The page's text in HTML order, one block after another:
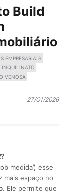
Build
EMPRESARIAIS
INQUILINATO
VENOSA
27/01/2026
?
medida”, esse
mais espaço no
. Ele permite que